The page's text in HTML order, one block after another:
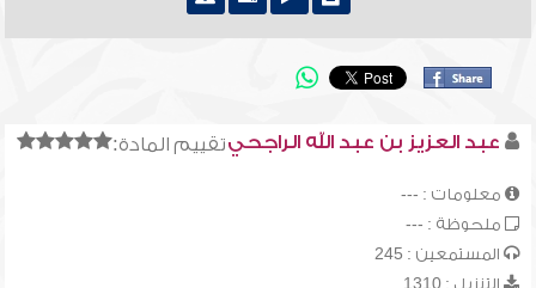
تقييم المادة:عبد العزيز بن عبد الله الراجحي
معلومات : ---
ملحوظة : ---
المستمعين : 245
التنزيل : 1310